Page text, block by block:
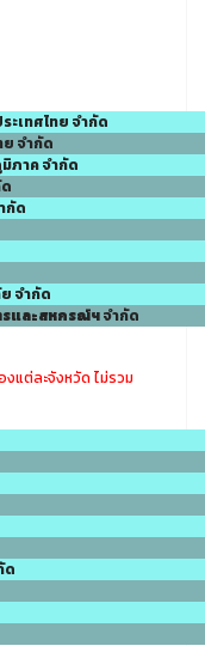
เทศไทย จำกัด
จำกัด
ภาค จำกัด
กัด
จำกัด
รและสหกรณ์ฯจำกัด
แต่ละจังหวัด ไม่รวม
ด